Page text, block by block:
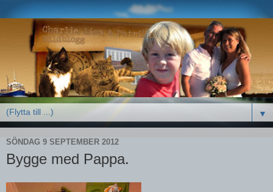
▼
SÖNDAG 9 SEPTEMBER 2012
Bygge med Pappa.